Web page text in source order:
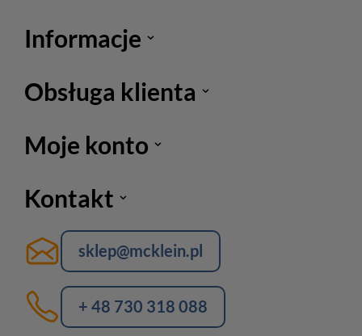
Informacje
Obsługa klienta
Moje konto
Kontakt
sklep@mcklein.pl
+ 48 730 318 088